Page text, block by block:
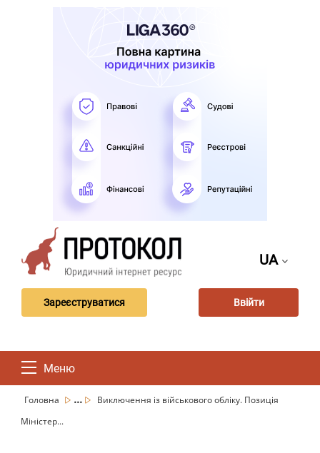
UA
Зареєструватися Ввійти
Меню
Головна ...
Виключення із військового обліку. Позиція
Міністер...